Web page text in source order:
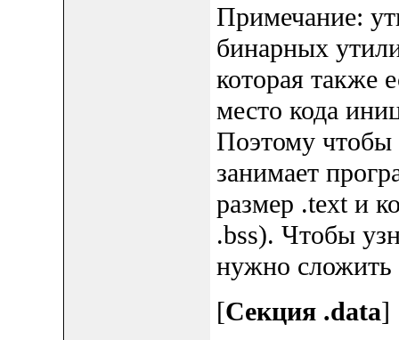
Примечание:
бинарных
которая также
место кода
Поэтому чтобы
занимает
размер .text и
.bss). Чтобы
нужно сложить
[Секция .data]